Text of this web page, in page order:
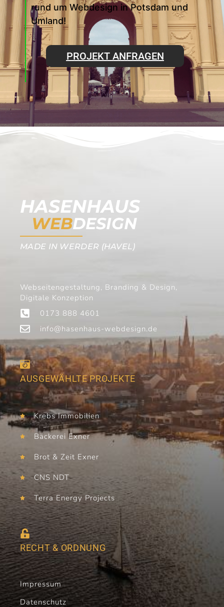
rund um Webdesign in Potsdam und
Umland!
PROJEKT ANFRAGEN
HASENHAUS
WEBDESIGN
MADE IN WERDER (HAVEL)
Webseitengestaltung, Branding & Design,
Digitale Konzeption
0173 888 4601
info@hasenhaus-webdesign.de
AUSGEWÄHLTE PROJEKTE
Krebs Immobilien
Bäckerei Exner
Brot & Zeit Exner
CNS NDT
Terra Energy Projects
RECHT & ORDNUNG
Impressum
Datenschutz